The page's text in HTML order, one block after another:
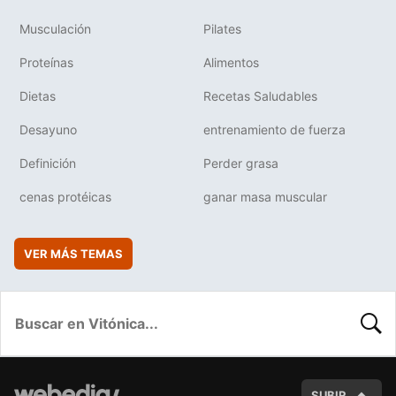
Musculación Pilates
Proteínas Alimentos
Dietas Recetas Saludables
Desayuno entrenamiento de fuerza
Definición Perder grasa
cenas protéicas ganar masa muscular
VER MÁS TEMAS